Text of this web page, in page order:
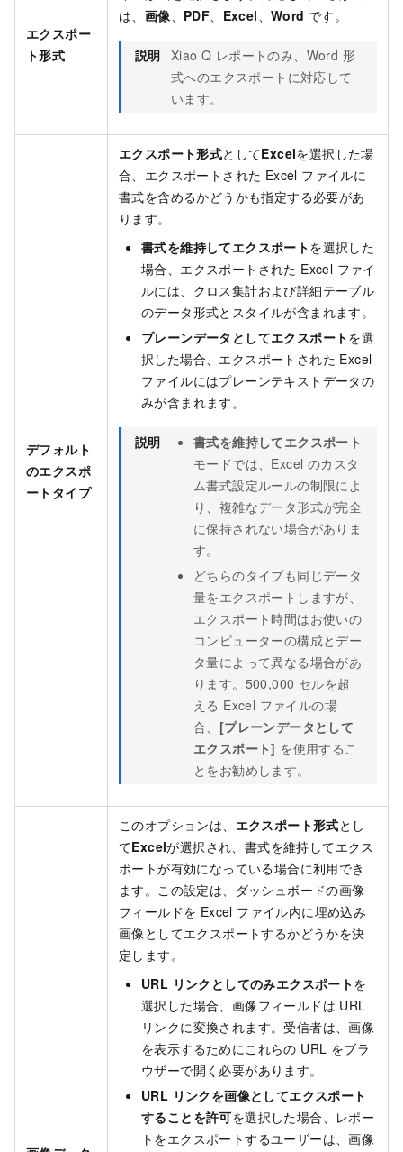
エクスポー
ト形式
は、 画像 PDF Excel 、Word です。
説明 Xiao Q レポートのみ、Word 形
式へのエクスポートに対応して
います。
デフォルト
のエクスポ
ートタイプ
エクスポート形式としてExcelを選択した場
合、エクスポートされた Excel ファイルに
書式を含めるかどうかも指定する必要があ
ります。
書式を維持してエクスポートを選択した
場合、エクスポートされた Excel ファイ
ルには、クロス集計および詳細テーブル
のデータ形式とスタイルが含まれます。
プレーンデータとしてエクスポートを選
択した場合、エクスポートされた Excel
ファイルにはプレーンテキストデータの
みが含まれます。
説明
書式を維持してエクスポート
モードでは、Excel のカスタ
ム書式設定ルールの制限によ
り、複雑なデータ形式が完全
に保持されない場合がありま
す。
どちらのタイプも同じデータ
量をエクスポートしますが、
エクスポート時間はお使いの
コンピューターの構成とデー
タ量によって異なる場合があ
ります。500,000 セルを超
える Excel ファイルの場
合、 [プレーンデータとして
エクスポート] を使用するこ
とをお勧めします。
このオプションは、 エクスポート形式とし
てExcelが選択され、書式を維持してエクス
ポートが有効になっている場合に利用でき
ます。この設定は、ダッシュボードの画像
フィールドを Excel ファイル内に埋め込み
画像としてエクスポートするかどうかを決
定します。
URL リンクとしてのみエクスポートを
選択した場合、画像フィールドは URL
リンクに変換されます。受信者は、画像
を表示するためにこれらの URL をブラ
ウザーで開く必要があります。
URL リンクを画像としてエクスポート
することを許可を選択した場合、レポー
トをエクスポートするユーザーは、画像